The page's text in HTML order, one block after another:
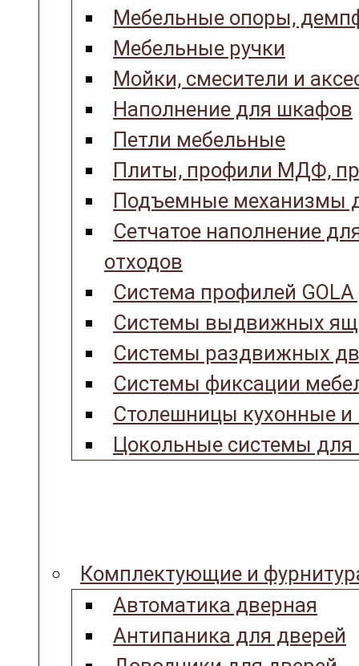
Мебельные опоры,
Мебельные ручки
Мойки, смесители и
Наполнение для шкафов
Петли мебельные
Плиты, профили МДФ,
Подъемные механизмы
Сетчатое наполнение
отходов
Система профилей
Системы выдвижных
Системы раздвижных
Системы фиксации
Столешницы кухонные
Цокольные системы для
Комплектующие и
Автоматика дверная
Антипаника для дверей